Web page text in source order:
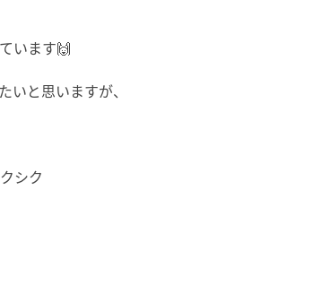
います🙌
と思いますが、
シク